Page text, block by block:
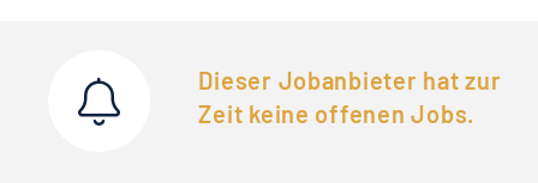
Dieser Jobanbieter hat zur
Zeit keine offenen Jobs.